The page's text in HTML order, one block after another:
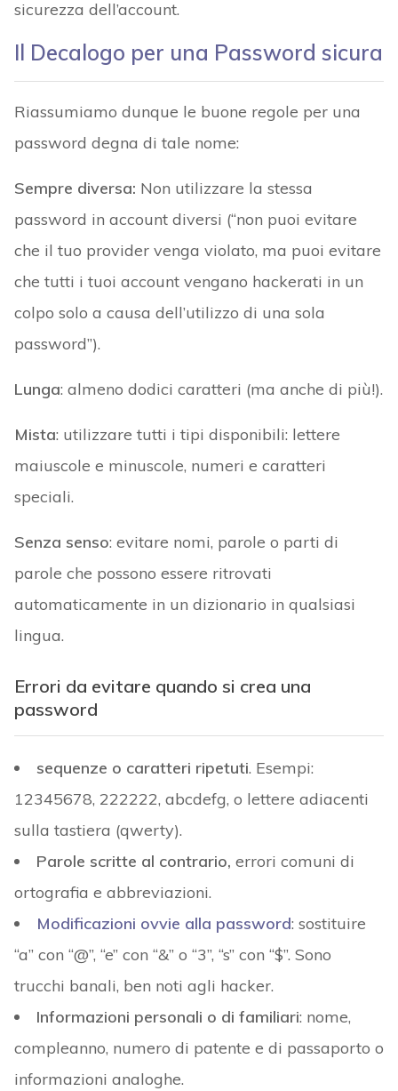
sicurezza dell’account.
Il Decalogo per una Password sicura
Riassumiamo dunque le buone regole per una
password degna di tale nome:
Sempre diversa: Non utilizzare la stessa
password in account diversi (“non puoi evitare
che il tuo provider venga violato, ma puoi evitare
che tutti i tuoi account vengano hackerati in un
colpo solo a causa dell’utilizzo di una sola
password”).
Lunga: almeno dodici caratteri (ma anche di più!).
Mista: utilizzare tutti i tipi disponibili: lettere
maiuscole e minuscole, numeri e caratteri
speciali.
Senza senso: evitare nomi, parole o parti di
parole che possono essere ritrovati
automaticamente in un dizionario in qualsiasi
lingua.
Errori da evitare quando si crea una
password
sequenze o caratteri ripetuti. Esempi:
12345678, 222222, abcdefg, o lettere adiacenti
sulla tastiera (qwerty).
Parole scritte al contrario, errori comuni di
ortografia e abbreviazioni.
Modificazioni ovvie alla password: sostituire
“a” con “@”, “e” con “&” o “3”, “s” con “$”. Sono
trucchi banali, ben noti agli hacker.
Informazioni personali o di familiari: nome,
compleanno, numero di patente e di passaporto o
informazioni analoghe.